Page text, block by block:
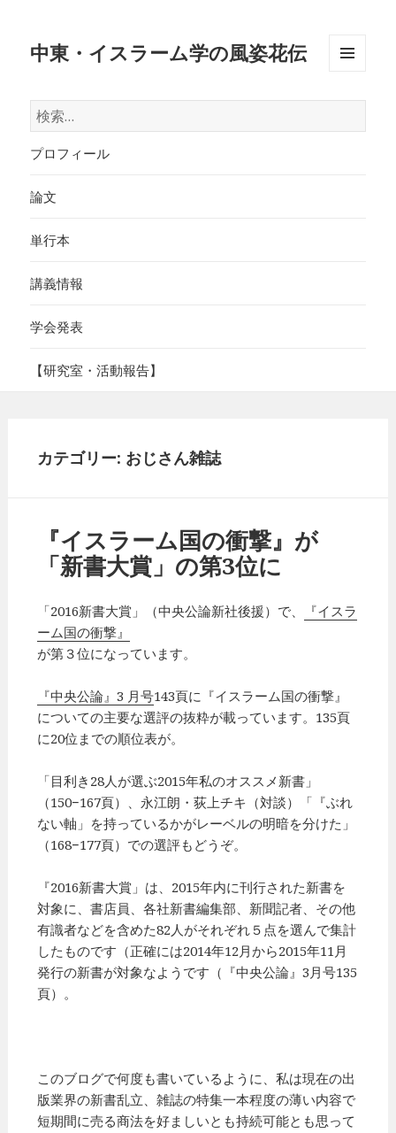
中東・イスラーム学の風姿花伝
検
索:
プロフィール
論文
単行本
講義情報
学会発表
【研究室・活動報告】
カテゴリー: おじさん雑誌
『イスラーム国の衝撃』が
「新書大賞」の第3位に
「2016新書大賞」（中央公論新社後援）で、
『イスラ
ーム国の衝撃』
が第３位になっています。
『中央公論』3 月号143頁に『イスラーム国の衝撃』
についての主要な選評の抜粋が載っています。135頁
に20位までの順位表が。
「目利き28人が選ぶ2015年私のオススメ新書」
（150−167頁）、永江朗・荻上チキ（対談）「『ぶれ
ない軸」を持っているかがレーベルの明暗を分けた」
（168−177頁）での選評もどうぞ。
『2016新書大賞」は、2015年内に刊行された新書を
対象に、書店員、各社新書編集部、新聞記者、その他
有識者などを含めた82人がそれぞれ５点を選んで集計
したものです（正確には2014年12月から2015年11月
発行の新書が対象なようです（『中央公論』3月号135
頁）。
このブログで何度も書いているように、私は現在の出
版業界の新書乱立、雑誌の特集一本程度の薄い内容で
短期間に売る商法を好ましいとも持続可能とも思って